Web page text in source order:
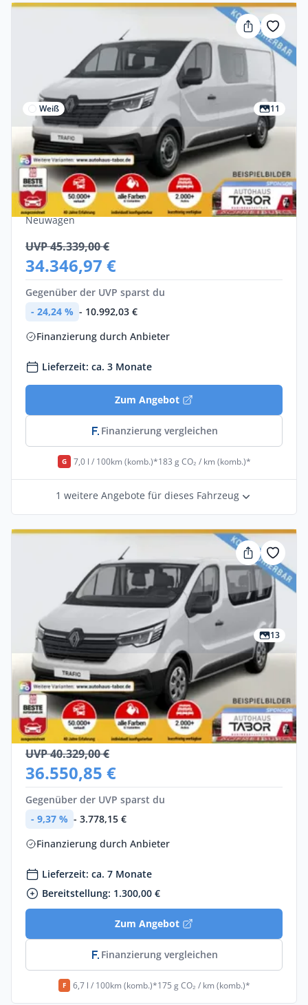
Weiß 11
Privat & Gewerbe
Renault Trafic DoKa Komfort L2H1 3,0t
Blue dCi 130
Diesel • Manuell •
130 PS (96 kW)
Neuwagen
UVP 45.339,00 €
34.346,97 €
Gegenüber der UVP sparst du
- 24,24 % - 10.992,03 €
Finanzierung durch Anbieter
Lieferzeit: ca. 3 Monate
Zum Angebot
Finanzierung vergleichen
G 7,0 l / 100km (komb.)*183 g CO₂ / km (komb.)*
1 weitere Angebote für dieses Fahrzeug
13
Privat
Renault Trafic Authentic Blue dCi 110
Diesel •Manuell •110 PS (81 kW)
Neuwagen
UVP 40.329,00 €
36.550,85 €
Gegenüber der UVP sparst du
- 9,37 % - 3.778,15 €
Finanzierung durch Anbieter
Lieferzeit: ca. 7 Monate
Bereitstellung: 1.300,00 €
Zum Angebot
Finanzierung vergleichen
F 6,7 l / 100km (komb.)*175 g CO₂ / km (komb.)*